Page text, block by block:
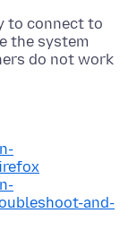
to connect to
the system
do not work
and-